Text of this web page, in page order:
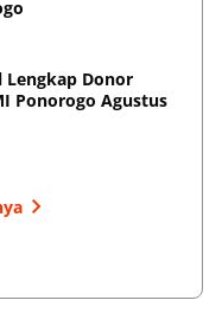
Lengkap Donor
Ponorogo Agustus